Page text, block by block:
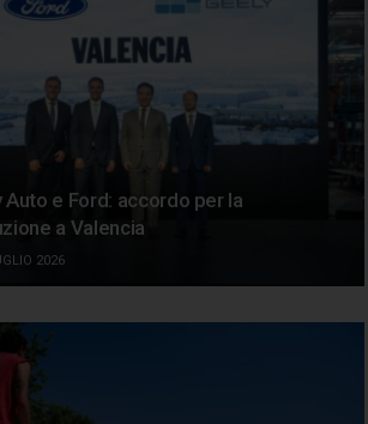
Auto e Ford: accordo per la
a Valencia
2026